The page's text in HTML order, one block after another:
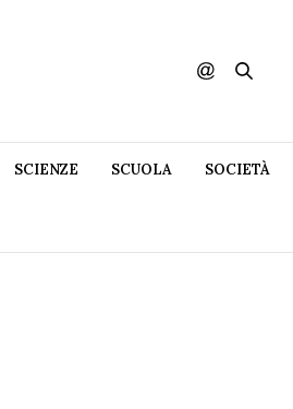
SCIENZE SCUOLA SOCIETÀ